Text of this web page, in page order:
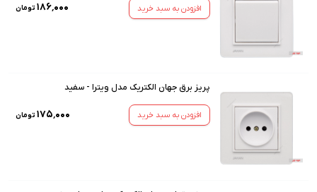
افزودن به سبد خرید ۱۸۶٬۰۰۰ تومان
پریز برق جهان الکتریک مدل ویترا - سفید
افزودن به سبد خرید ۱۷۵٬۰۰۰ تومان